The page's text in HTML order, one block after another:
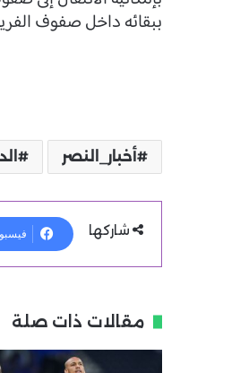
ببقائه داخل صفوف
أخبار_النصر
شاركها
مقالات ذات صلة